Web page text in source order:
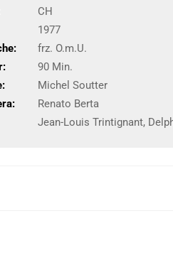
CH
1977
frz. O.m.U.
90 Min.
Michel Soutter
Renato Berta
Jean-Louis Trintignant,